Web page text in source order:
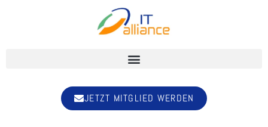
JETZT MITGLIED WERDEN